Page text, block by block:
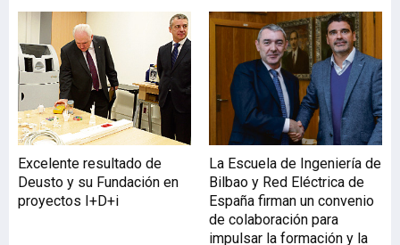
tratar temas comunes del
manag
Excelente resultado de
Deusto y su Fundación en
proyectos I+D+i
La Escuela de Ingeniería de
Bilbao y Red Eléctrica de
España firman un convenio
de colaboración para
impulsar la formación y la